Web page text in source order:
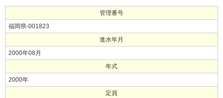
管理番号
福岡県-001823
進水年月
2000年08月
年式
2000年
定員